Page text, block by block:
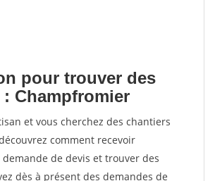
pour trouver des
Champfromier
et vous cherchez des chantiers
comment recevoir
de devis et trouver des
dès à présent des demandes de